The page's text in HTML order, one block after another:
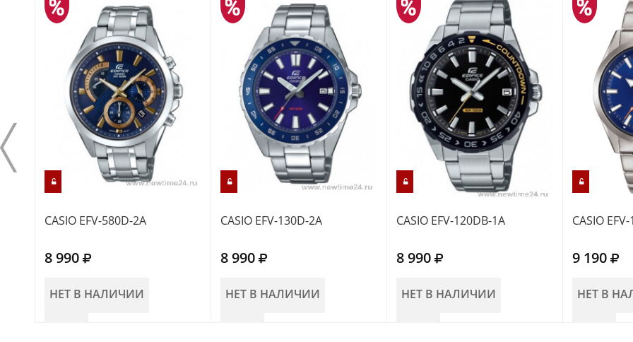
CASIO EFV-580D-2A
8 990
НЕТ В НАЛИЧИИ
CASIO EFV-130D-2A
8 990
НЕТ В НАЛИЧИИ
CASIO EFV-120DB-1A
8 990
НЕТ В НАЛИЧИИ
CASIO
9 190
НЕТ В